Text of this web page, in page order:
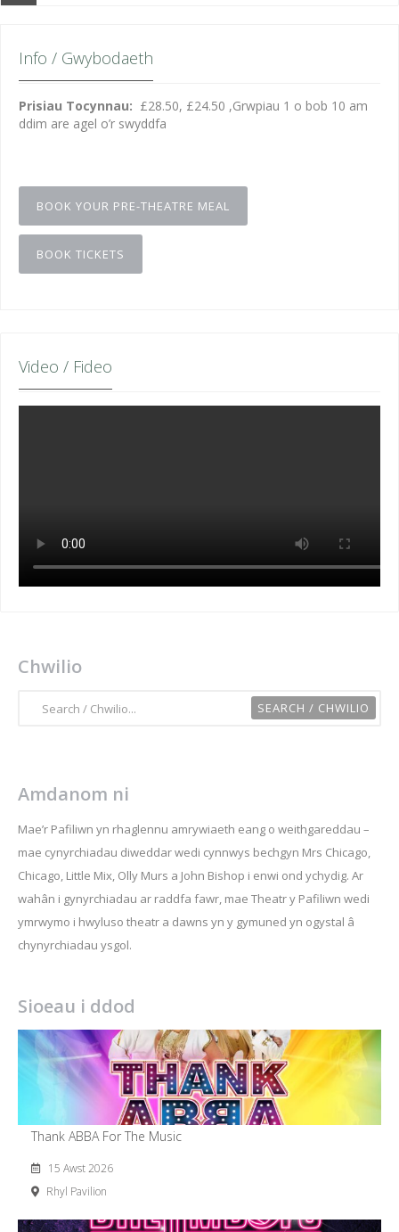
Info / Gwybodaeth
Prisiau Tocynnau: £28.50, £24.50 ,Grwpiau 1 o bob 10 am
ddim are agel o’r swyddfa
BOOK YOUR PRE-THEATRE MEAL
BOOK TICKETS
Video / Fideo
Chwilio
Amdanom ni
Mae’r Pafiliwn yn rhaglennu amrywiaeth eang o weithgareddau –
mae cynyrchiadau diweddar wedi cynnwys bechgyn Mrs Chicago,
Chicago, Little Mix, Olly Murs a John Bishop i enwi ond ychydig. Ar
wahân i gynyrchiadau ar raddfa fawr, mae Theatr y Pafiliwn wedi
ymrwymo i hwyluso theatr a dawns yn y gymuned yn ogystal â
chynyrchiadau ysgol.
Sioeau i ddod
Thank ABBA For The Music
15 Awst 2026
Rhyl Pavilion